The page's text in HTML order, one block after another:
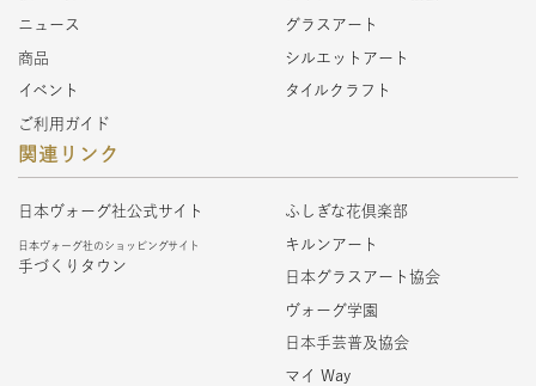
ニュース
商品
イベント
ご利用ガイド
グラスアート
シルエットアート
タイルクラフト
関連リンク
日本ヴォーグ社公式サイト
日本ヴォーグ社のショッピングサイト
手づくりタウン
ふしぎな花倶楽部
キルンアート
日本グラスアート協会
ヴォーグ学園
日本手芸普及協会
マイ Way